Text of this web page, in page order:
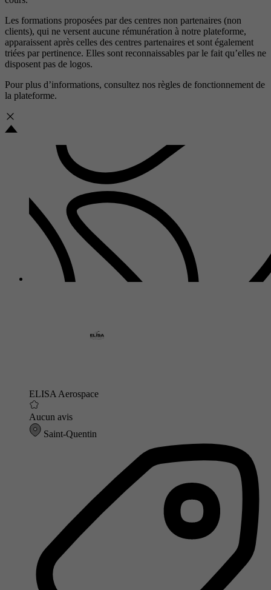
Les formations proposées par des centres non partenaires (non
clients), qui ne versent aucune rémunération à notre plateforme,
apparaissent après celles des centres partenaires et sont également
triées par pertinence. Elles sont reconnaissables par le fait qu’elles ne
disposent pas de logos.
Pour plus d’informations, consultez nos règles de fonctionnement de
la plateforme.
ELISA Aerospace
Aucun avis
Saint-Quentin